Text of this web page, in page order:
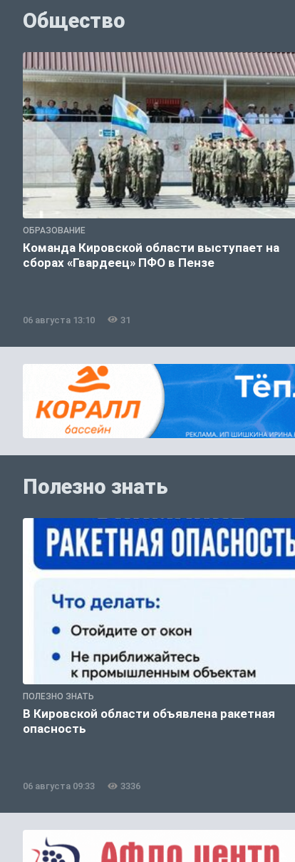
Общество
ОБРАЗОВАНИЕ
Команда Кировской области выступает на
сборах «Гвардеец» ПФО в Пензе
06 августа 13:10 31
Полезно знать
ПОЛЕЗНО ЗНАТЬ
В Кировской области объявлена ракетная
опасность
06 августа 09:33 3336